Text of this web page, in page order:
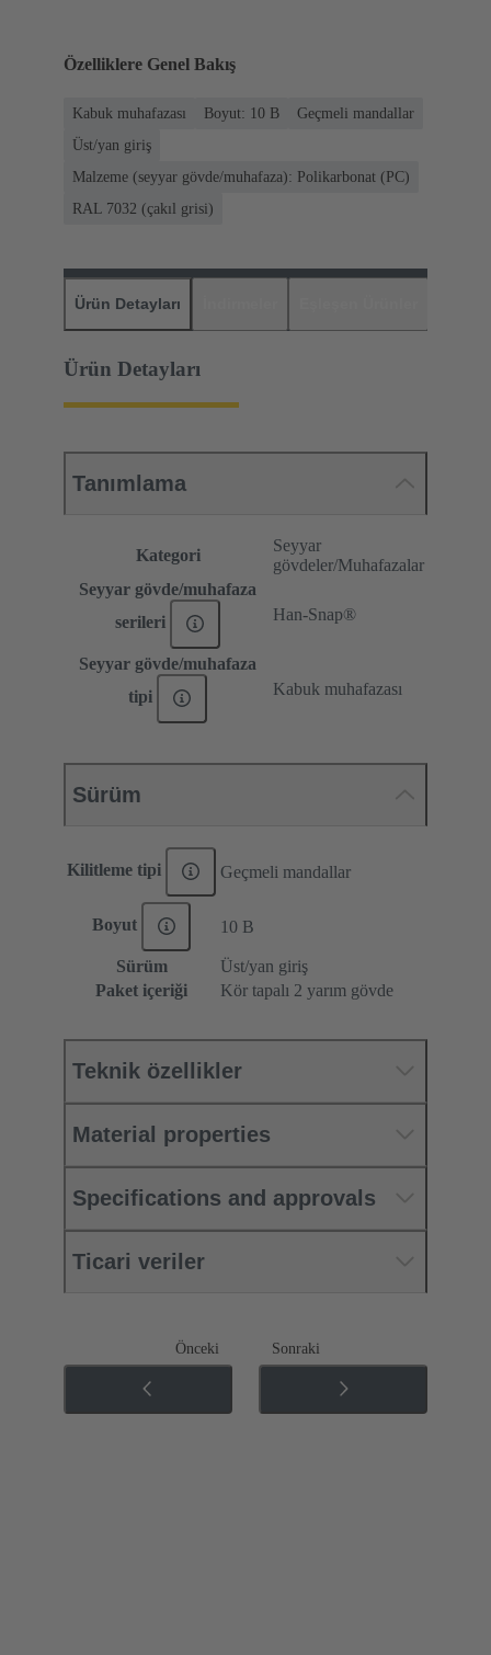
Özelliklere Genel Bakış
Kabuk muhafazası Boyut: 10 B
Geçmeli mandallar
Üst/yan giriş
Malzeme (seyyar gövde/muhafaza): Polikarbonat (PC)
RAL 7032 (çakıl grisi)
Ürün Detayları
Ürün Detayları
Tanımlama
Kategori
Seyyar
gövdeler/Muhafazalar
Seyyar gövde/muhafaza
serileri
Han-Snap®
Seyyar gövde/muhafaza
tipi
Kabuk muhafazası
Sürüm
Kilitleme tipi Geçmeli mandallar
Boyut 10 B
Sürüm
Üst/yan giriş
Paket içeriği
Kör tapalı 2 yarım gövde
Teknik özellikler
Material properties
Specifications and approvals
Ticari veriler
Önceki Sonraki